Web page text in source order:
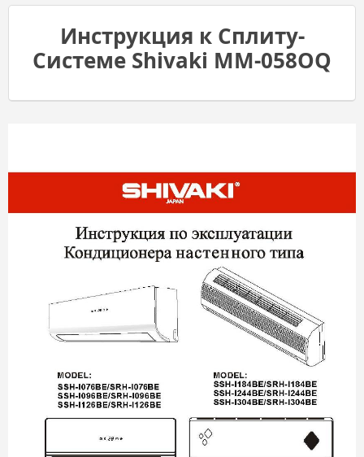
Инструкция к Сплиту-
Системе Shivaki MM-058OQ